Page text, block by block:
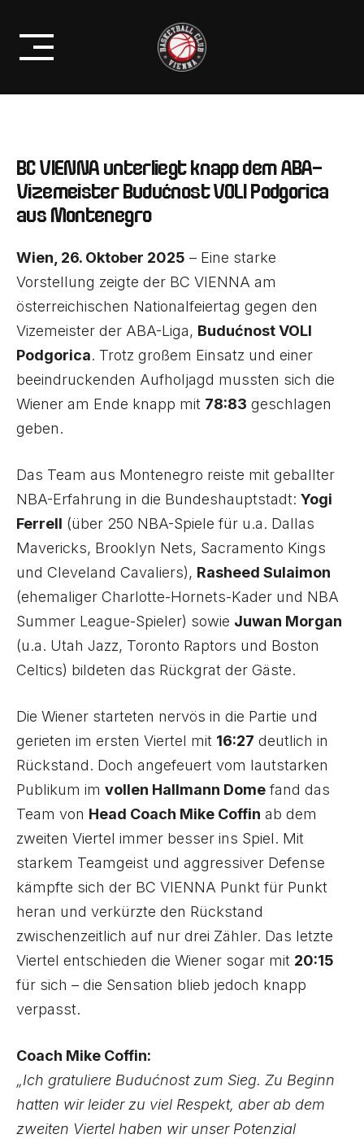
content
BC VIENNA UNTERLIEGT KNAPP
BUDUCNOST AUS MONTENEGRO
BC VIENNA unterliegt knapp dem ABA-
Vizemeister Budućnost VOLI Podgorica
aus Montenegro
Wien, 26. Oktober 2025 – Eine starke
Vorstellung zeigte der BC VIENNA am
österreichischen Nationalfeiertag gegen den
Vizemeister der ABA-Liga, Budućnost VOLI
Podgorica. Trotz großem Einsatz und einer
beeindruckenden Aufholjagd mussten sich die
Wiener am Ende knapp mit 78:83 geschlagen
geben.
Das Team aus Montenegro reiste mit geballter
NBA-Erfahrung in die Bundeshauptstadt: Yogi
Ferrell (über 250 NBA-Spiele für u.a. Dallas
Mavericks, Brooklyn Nets, Sacramento Kings
und Cleveland Cavaliers), Rasheed Sulaimon
(ehemaliger Charlotte-Hornets-Kader und NBA
Summer League-Spieler) sowie Juwan Morgan
(u.a. Utah Jazz, Toronto Raptors und Boston
Celtics) bildeten das Rückgrat der Gäste.
Die Wiener starteten nervös in die Partie und
gerieten im ersten Viertel mit 16:27 deutlich in
Rückstand. Doch angefeuert vom lautstarken
Publikum im vollen Hallmann Domefand das
Team von Head Coach Mike Coffin ab dem
zweiten Viertel immer besser ins Spiel. Mit
starkem Teamgeist und aggressiver Defense
kämpfte sich der BC VIENNA Punkt für Punkt
heran und verkürzte den Rückstand
zwischenzeitlich auf nur drei Zähler. Das letzte
Viertel entschieden die Wiener sogar mit 20:15
für sich – die Sensation blieb jedoch knapp
verpasst.
Coach Mike Coffin:
„Ich gratuliere Budućnost zum Sieg. Zu Beginn
hatten wir leider zu viel Respekt, aber ab dem
zweiten Viertel haben wir unser Potenzial